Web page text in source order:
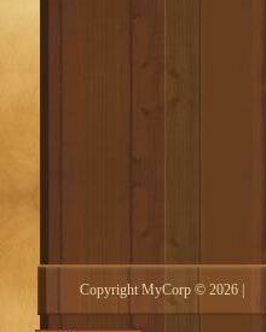
Copyright MyCorp © 2026